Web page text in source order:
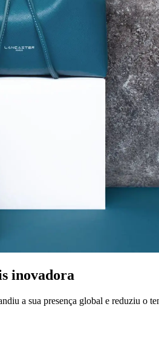
inovadora
a sua presença global e reduziu o